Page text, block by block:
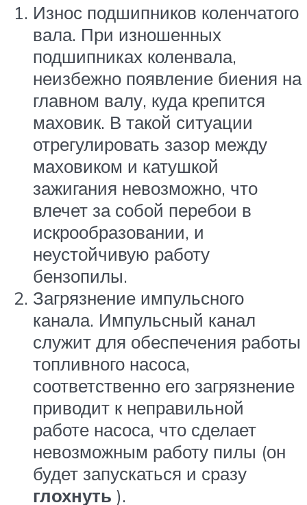
Износ подшипников коленчатого
вала. При изношенных
подшипниках коленвала,
неизбежно появление биения на
главном валу, куда крепится
маховик. В такой ситуации
отрегулировать зазор между
маховиком и катушкой
зажигания невозможно, что
влечет за собой перебои в
искрообразовании, и
неустойчивую работу
бензопилы.
Загрязнение импульсного
канала. Импульсный канал
служит для обеспечения работы
топливного насоса,
соответственно его загрязнение
приводит к неправильной
работе насоса, что сделает
невозможным работу пилы (он
будет запускаться и сразу
глохнуть ).